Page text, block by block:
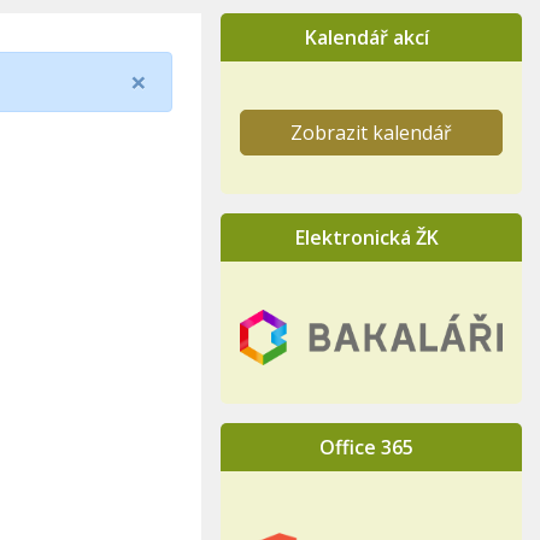
×
Kalendář akcí
Zobrazit kalendář
Elektronická ŽK
Office 365